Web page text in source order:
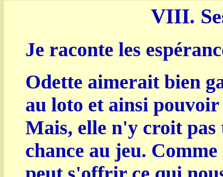
VIII.
Je raconte les
Odette aimerait bien
au loto et ainsi
Mais, elle n'y croit pas
chance au jeu.